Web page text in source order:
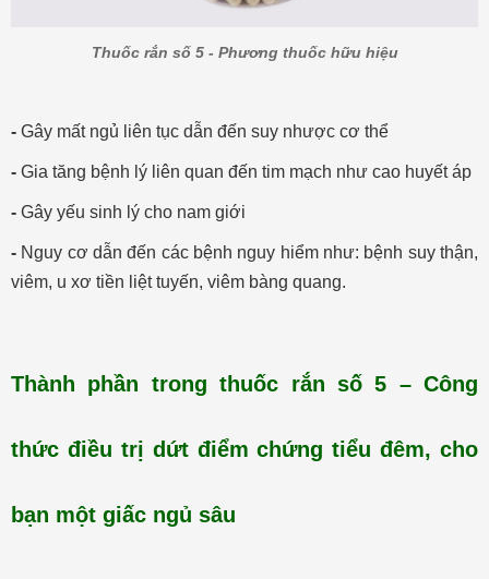
Thuốc rắn số 5 - Phương thuốc hữu hiệu
- Gây mất ngủ liên tục dẫn đến suy nhược cơ thể
- Gia tăng bệnh lý liên quan đến tim mạch như cao huyết áp
- Gây yếu sinh lý cho nam giới
- Nguy cơ dẫn đến các bệnh nguy hiểm như: bệnh suy thận,
viêm, u xơ tiền liệt tuyến, viêm bàng quang.
Thành phần trong thuốc rắn số 5 – Công
thức điều trị dứt điểm chứng tiểu đêm, cho
bạn một giấc ngủ sâu